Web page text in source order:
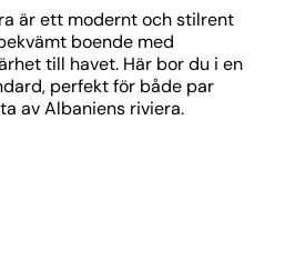
är ett modernt och stilrent
boende med
till havet. Här bor du i en
perfekt för både par
av Albaniens riviera.